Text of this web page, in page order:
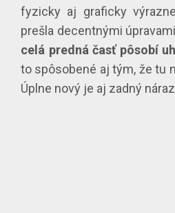
fyzicky aj graficky
prešla decentnými
celá predná časť pôsobí
to spôsobené aj tým, že tu
Úplne nový je aj zadný